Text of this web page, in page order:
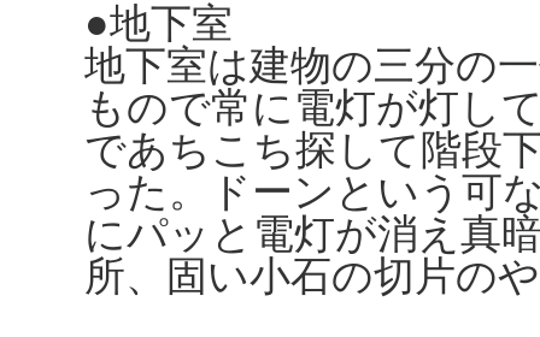
●地下室
地下室は建物の三分の
もので常に電灯が灯し
であちこち探して階段
った。ドーンという可
にパッと電灯が消え真
所、固い小石の切片の